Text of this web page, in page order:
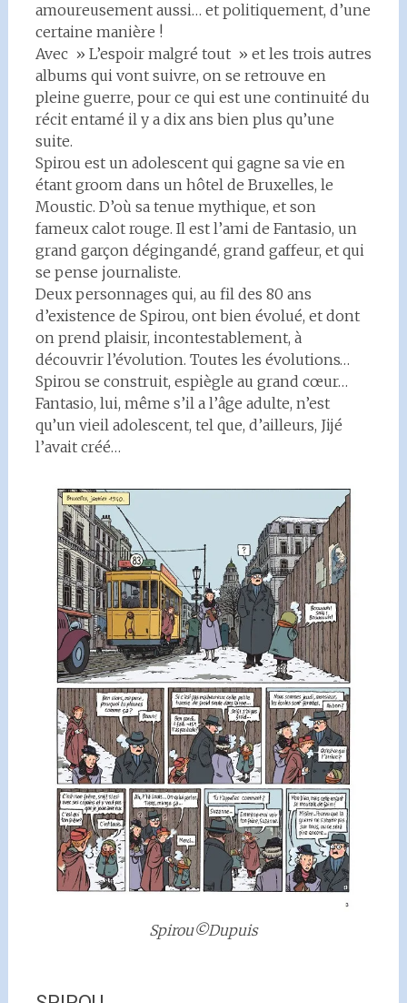
amoureusement aussi… et politiquement, d’une
certaine manière !
Avec » L’espoir malgré tout » et les trois autres
albums qui vont suivre, on se retrouve en
pleine guerre, pour ce qui est une continuité du
récit entamé il y a dix ans bien plus qu’une
suite.
Spirou est un adolescent qui gagne sa vie en
étant groom dans un hôtel de Bruxelles, le
Moustic. D’où sa tenue mythique, et son
fameux calot rouge. Il est l’ami de Fantasio, un
grand garçon dégingandé, grand gaffeur, et qui
se pense journaliste.
Deux personnages qui, au fil des 80 ans
d’existence de Spirou, ont bien évolué, et dont
on prend plaisir, incontestablement, à
découvrir l’évolution. Toutes les évolutions…
Spirou se construit, espiègle au grand cœur…
Fantasio, lui, même s’il a l’âge adulte, n’est
qu’un vieil adolescent, tel que, d’ailleurs, Jijé
l’avait créé…
Spirou©Dupuis